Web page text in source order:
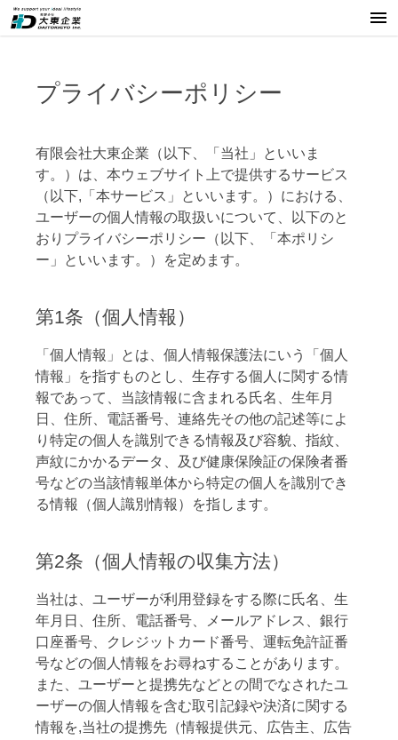
プライバシーポリシー
有限会社大東企業（以下、「当社」といいま
す。）は、本ウェブサイト上で提供するサービス
（以下,「本サービス」といいます。）における、
ユーザーの個人情報の取扱いについて、以下のと
おりプライバシーポリシー（以下、「本ポリシ
ー」といいます。）を定めます。
第1条（個人情報）
「個人情報」とは、個人情報保護法にいう「個人
情報」を指すものとし、生存する個人に関する情
報であって、当該情報に含まれる氏名、生年月
日、住所、電話番号、連絡先その他の記述等によ
り特定の個人を識別できる情報及び容貌、指紋、
声紋にかかるデータ、及び健康保険証の保険者番
号などの当該情報単体から特定の個人を識別でき
る情報（個人識別情報）を指します。
第2条（個人情報の収集方法）
当社は、ユーザーが利用登録をする際に氏名、生
年月日、住所、電話番号、メールアドレス、銀行
口座番号、クレジットカード番号、運転免許証番
号などの個人情報をお尋ねすることがあります。
また、ユーザーと提携先などとの間でなされたユ
ーザーの個人情報を含む取引記録や決済に関する
情報を,当社の提携先（情報提供元、広告主、広告